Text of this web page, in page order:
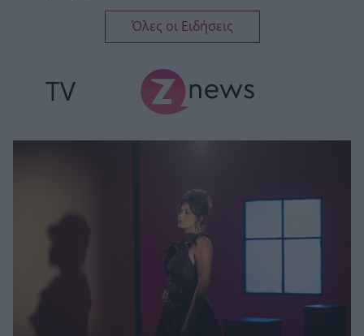
Όλες οι Ειδήσεις
TV